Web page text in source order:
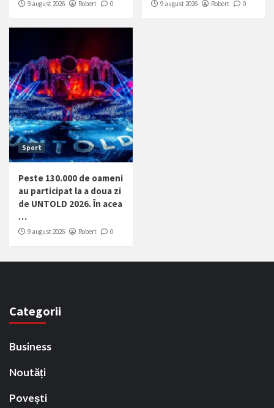
9 august 2026 Robert 0 9 august 2026 Robert 0
Sport
Peste 130.000 de oameni
au participat la a doua zi
de UNTOLD 2026. În acea
…
9 august 2026 Robert 0
Categorii
Business
Noutăți
Povești